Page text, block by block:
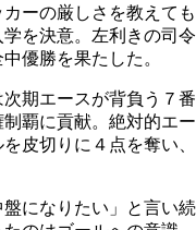
ーの厳しさを教えても
を決意。左利きの司令
優勝を果たした。
期エースが背負う７番
覇に貢献。絶対的エー
皮切りに４点を奪い、
になりたい」と言い続